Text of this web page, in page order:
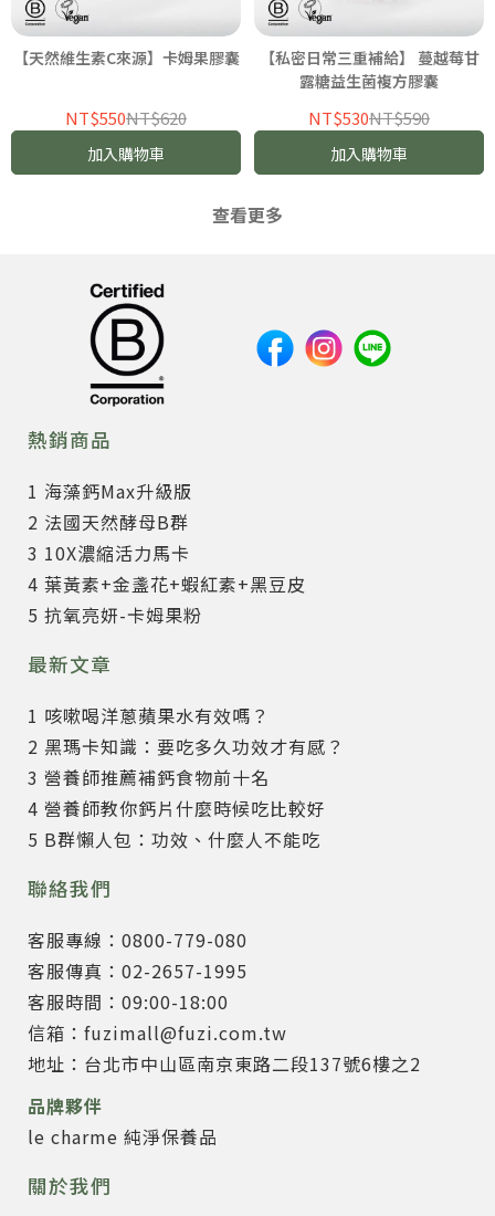
【天然維生素C來源】卡姆果膠囊
NT$550NT$620
加入購物車
【私密日常三重補給】 蔓越莓甘
露糖益生菌複方膠囊
NT$530NT$590
加入購物車
查看更多
熱銷商品
1 海藻鈣Max升級版
2 法國天然酵母B群
3 10X濃縮活力馬卡
4 葉黃素+金盞花+蝦紅素+黑豆皮
5 抗氧亮妍-卡姆果粉
最新文章
1 咳嗽喝洋蔥蘋果水有效嗎？
2 黑瑪卡知識：要吃多久功效才有感？
3 營養師推薦補鈣食物前十名
4 營養師教你鈣片什麼時候吃比較好
5 B群懶人包：功效、什麼人不能吃
聯絡我們
客服專線：0800-779-080
客服傳真：02-2657-1995
客服時間：09:00-18:00
信箱：fuzimall@fuzi.com.tw
地址：台北市中山區南京東路二段137號6樓之2
品牌夥伴
le charme 純淨保養品
關於我們